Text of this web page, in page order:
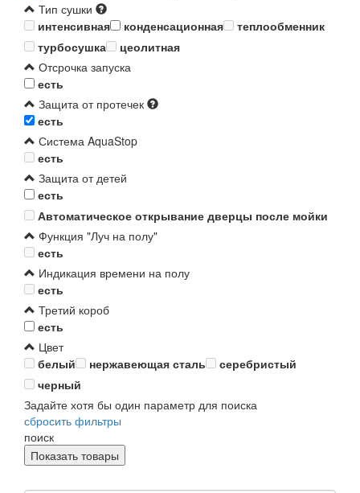
Тип сушки
интенсивная
конденсационная
теплообменник
турбосушка
цеолитная
Отсрочка запуска
есть
Защита от протечек
есть
Система AquaStop
есть
Защита от детей
есть
Автоматическое открывание дверцы после мойки
Функция "Луч на полу"
есть
Индикация времени на полу
есть
Третий короб
есть
Цвет
белый
нержавеющая сталь
серебристый
черный
Задайте хотя бы один параметр для поиска
сбросить фильтры
поиск